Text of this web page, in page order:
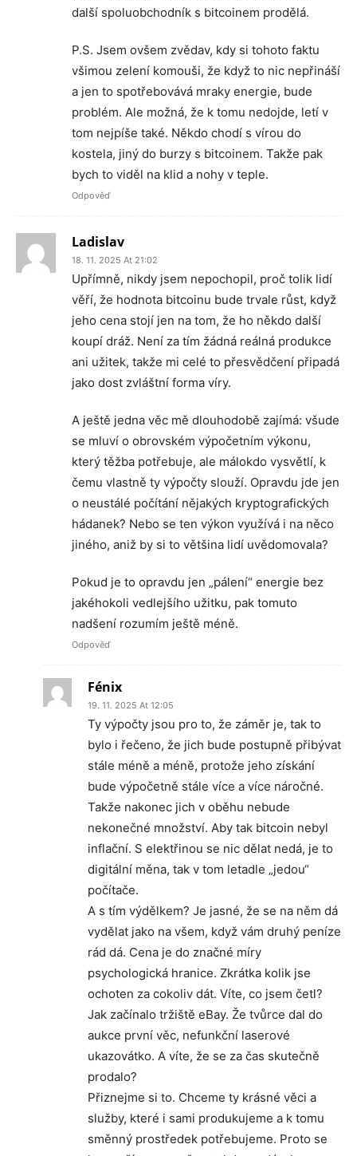
další spoluobchodník s bitcoinem prodělá.
P.S. Jsem ovšem zvědav, kdy si tohoto faktu
všimou zelení komouši, že když to nic nepřináší
a jen to spotřebovává mraky energie, bude
problém. Ale možná, že k tomu nedojde, letí v
tom nejpíše také. Někdo chodí s vírou do
kostela, jiný do burzy s bitcoinem. Takže pak
bych to viděl na klid a nohy v teple.
Odpověď
Ladislav
18. 11. 2025 At 21:02
Upřímně, nikdy jsem nepochopil, proč tolik lidí
věří, že hodnota bitcoinu bude trvale růst, když
jeho cena stojí jen na tom, že ho někdo další
koupí dráž. Není za tím žádná reálná produkce
ani užitek, takže mi celé to přesvědčení připadá
jako dost zvláštní forma víry.
A ještě jedna věc mě dlouhodobě zajímá: všude
se mluví o obrovském výpočetním výkonu,
který těžba potřebuje, ale málokdo vysvětlí, k
čemu vlastně ty výpočty slouží. Opravdu jde jen
o neustálé počítání nějakých kryptografických
hádanek? Nebo se ten výkon využívá i na něco
jiného, aniž by si to většina lidí uvědomovala?
Pokud je to opravdu jen „pálení“ energie bez
jakéhokoli vedlejšího užitku, pak tomuto
nadšení rozumím ještě méně.
Odpověď
Fénix
19. 11. 2025 At 12:05
Ty výpočty jsou pro to, že záměr je, tak to
bylo i řečeno, že jich bude postupně přibývat
stále méně a méně, protože jeho získání
bude výpočetně stále více a více náročné.
Takže nakonec jich v oběhu nebude
nekonečné množství. Aby tak bitcoin nebyl
inflační. S elektřinou se nic dělat nedá, je to
digitální měna, tak v tom letadle „jedou“
počítače.
A s tím výdělkem? Je jasné, že se na něm dá
vydělat jako na všem, když vám druhý peníze
rád dá. Cena je do značné míry
psychologická hranice. Zkrátka kolik jse
ochoten za cokoliv dát. Víte, co jsem četl?
Jak začínalo tržiště eBay. Že tvůrce dal do
aukce první věc, nefunkční laserové
ukazovátko. A víte, že se za čas skutečně
prodalo?
Přiznejme si to. Chceme ty krásné věci a
služby, které i sami produkujeme a k tomu
směnný prostředek potřebujeme. Proto se